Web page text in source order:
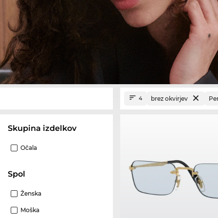
Skupina izdelkov
Očala
Spol
Ženska
Moška
4 brez okvirjev